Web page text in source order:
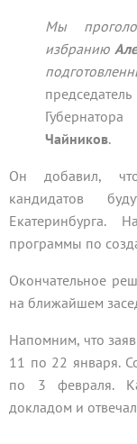
Мы
избранию
Чайников.
Он добавил,
кандидатов
Екатеринбурга.
программы по
Окончательное
на ближайшем
Напомним, что
11 по 22 января.
по 3 февраля.
докладом и